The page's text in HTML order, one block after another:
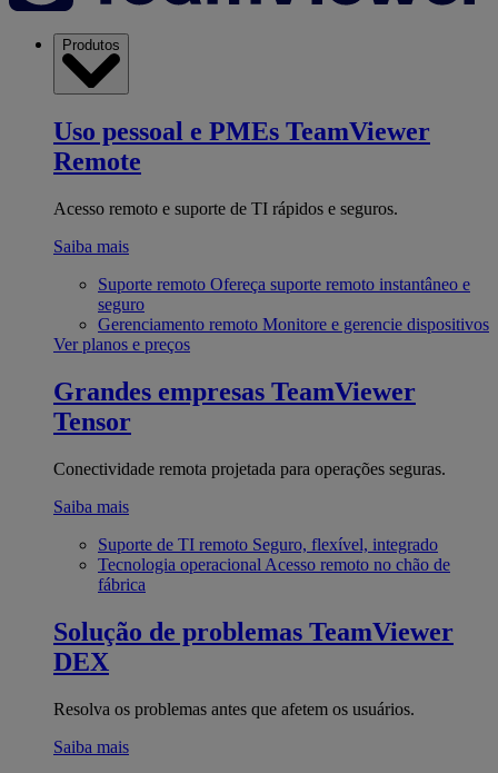
Produtos
Uso pessoal e PMEs TeamViewer
Remote
Acesso remoto e suporte de TI rápidos e seguros.
Saiba mais
Suporte remoto Ofereça suporte remoto instantâneo e
seguro
Gerenciamento remoto Monitore e gerencie dispositivos
Ver planos e preços
Grandes empresas TeamViewer
Tensor
Conectividade remota projetada para operações seguras.
Saiba mais
Suporte de TI remoto Seguro, flexível, integrado
Tecnologia operacional Acesso remoto no chão de
fábrica
Solução de problemas TeamViewer
DEX
Resolva os problemas antes que afetem os usuários.
Saiba mais